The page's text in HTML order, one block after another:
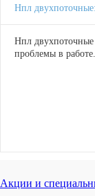
Нпл
Нпл
проблемы в работе.
Акции и